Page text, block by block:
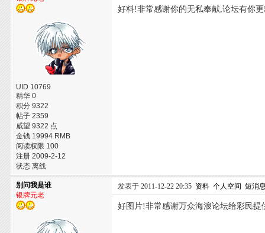
UID 10769
精华 0
积分 9322
帖子 2359
威望 9322 点
金钱 19994 RMB
阅读权限 100
注册 2009-2-12
状态 离线
好料!非常感谢你的无私奉献,论坛有你
别问我是谁
银牌元老
发表于 2011-12-22 20:35 资料 个人空间 短消
好图片!非常感谢万众海浪论坛给彩民提